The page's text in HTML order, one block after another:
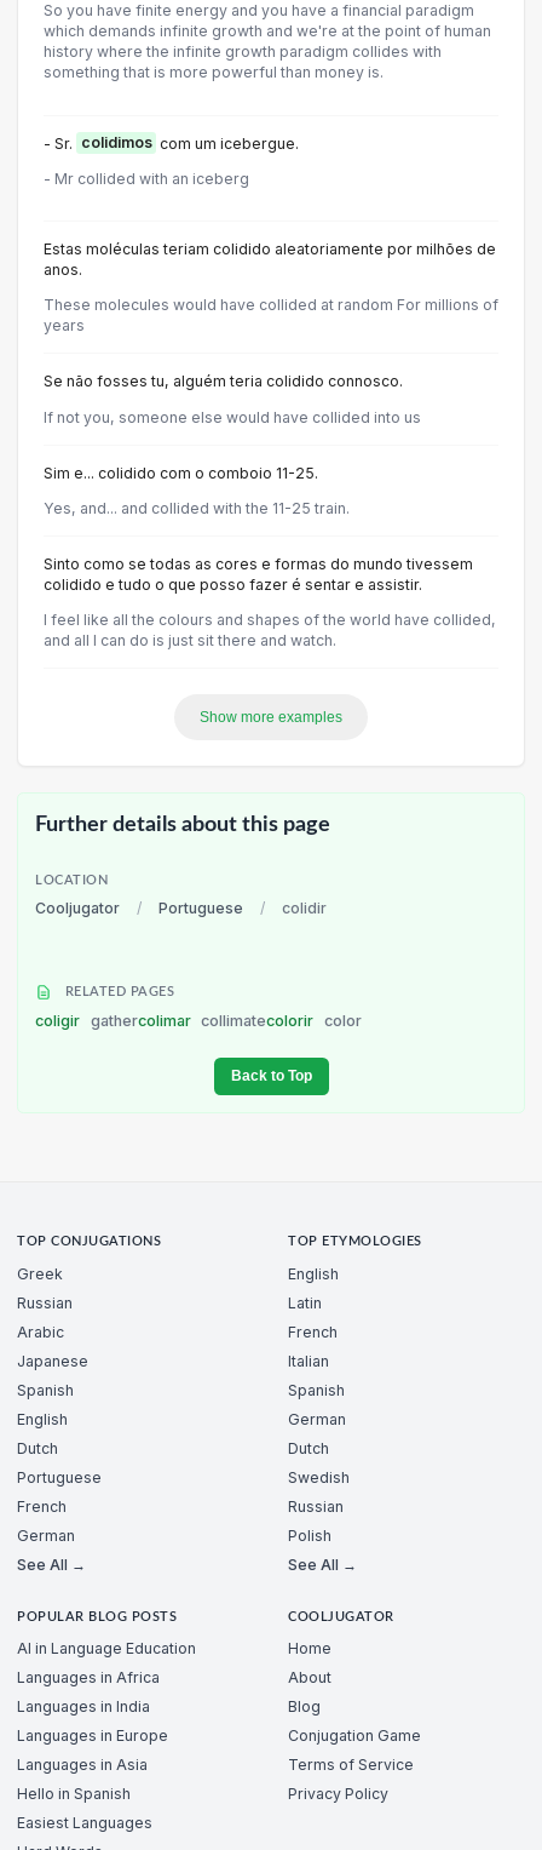
So you have finite energy and you have a financial paradigm
which demands infinite growth and we're at the point of human
history where the infinite growth paradigm collides with
something that is more powerful than money is.
- Sr. colidimos com um icebergue.
- Mr collided with an iceberg
Estas moléculas teriam colidido aleatoriamente por milhões de
anos.
These molecules would have collided at random For millions of
years
Se não fosses tu, alguém teria colidido connosco.
If not you, someone else would have collided into us
Sim e... colidido com o comboio 11-25.
Yes, and... and collided with the 11-25 train.
Sinto como se todas as cores e formas do mundo tivessem
colidido e tudo o que posso fazer é sentar e assistir.
I feel like all the colours and shapes of the world have collided,
and all I can do is just sit there and watch.
Show more examples
Further details about this page
LOCATION
Cooljugator / Portuguese / colidir
RELATED PAGES
coligir gathercolimar collimatecolorir color
Back to Top
TOP CONJUGATIONS
Greek
Russian
Arabic
Japanese
Spanish
English
Dutch
Portuguese
French
German
See All →
TOP ETYMOLOGIES
English
Latin
French
Italian
Spanish
German
Dutch
Swedish
Russian
Polish
See All →
POPULAR BLOG POSTS
AI in Language Education
Languages in Africa
Languages in India
Languages in Europe
Languages in Asia
Hello in Spanish
Easiest Languages
COOLJUGATOR
Home
About
Blog
Conjugation Game
Terms of Service
Privacy Policy